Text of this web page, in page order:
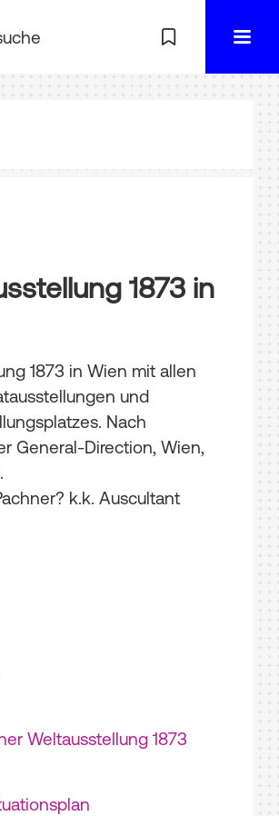
1873 in
1873 in Wien mit allen
und
Nach
General-Direction, Wien,
k.k. Auscultant
Weltausstellung 1873